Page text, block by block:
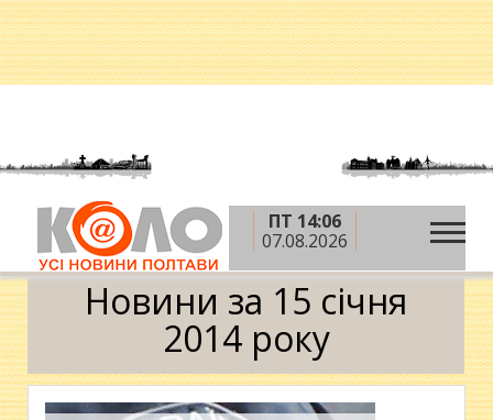
ПТ 14:06
07.08.2026
Головна » 2014 рік » січень »15 січня
Календар
Новини за 15 січня
2014 року